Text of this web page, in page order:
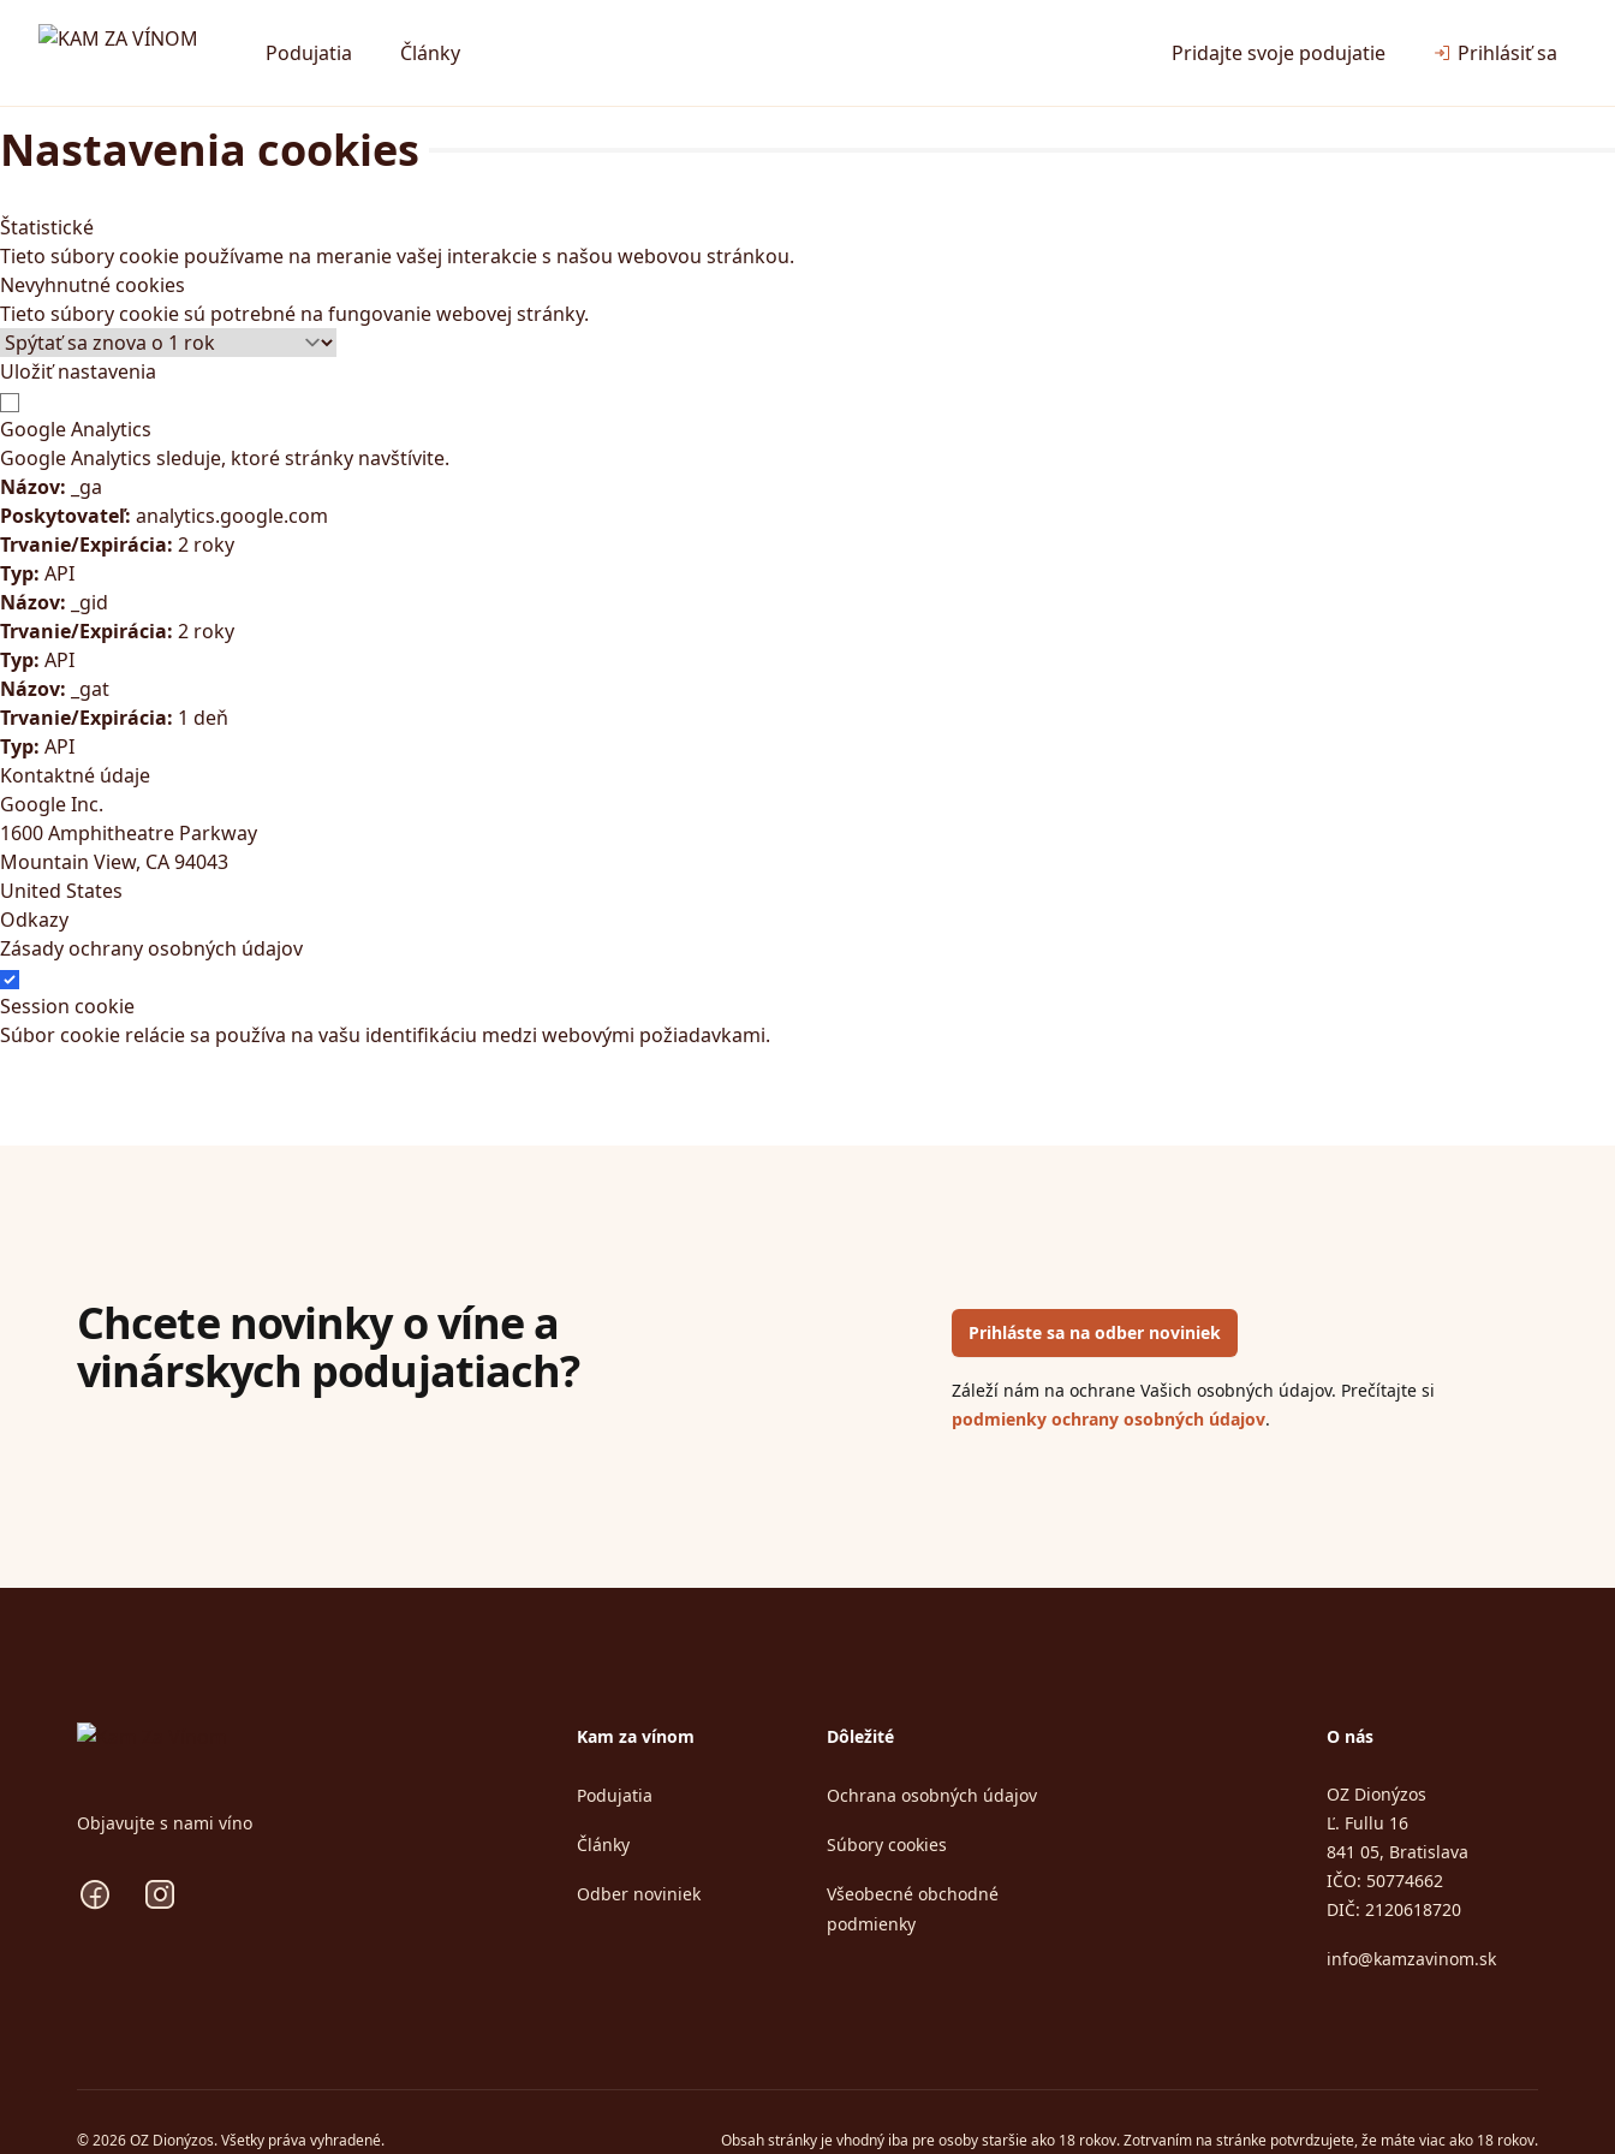
Podujatia Články Pridajte svoje podujatie Prihlásiť sa
Nastavenia cookies
Štatistické
Tieto súbory cookie používame na meranie vašej interakcie s našou webovou stránkou.
Nevyhnutné cookies
Tieto súbory cookie sú potrebné na fungovanie webovej stránky.
Uložiť nastavenia
Google Analytics
Google Analytics sleduje, ktoré stránky navštívite.
Názov: _ga
Poskytovateľ: analytics.google.com
Trvanie/Expirácia: 2 roky
Typ: API
Názov: _gid
Trvanie/Expirácia: 2 roky
Typ: API
Názov: _gat
Trvanie/Expirácia: 1 deň
Typ: API
Kontaktné údaje
Google Inc.
1600 Amphitheatre Parkway
Mountain View, CA 94043
United States
Odkazy
Zásady ochrany osobných údajov
Session cookie
Súbor cookie relácie sa používa na vašu identifikáciu medzi webovými požiadavkami.
Chcete novinky o víne a
vinárskych podujatiach?
Prihláste sa na odber noviniek
Záleží nám na ochrane Vašich osobných údajov. Prečítajte si
podmienky ochrany osobných údajov.
Objavujte s nami víno
FacebookInstagram
Kam za vínom
Podujatia
Články
Odber noviniek
Dôležité
Ochrana osobných údajov
Súbory cookies
Všeobecné obchodné
podmienky
O nás
OZ Dionýzos
Ľ. Fullu 16
841 05, Bratislava
IČO: 50774662
DIČ: 2120618720
info@kamzavinom.sk
© 2026 OZ Dionýzos. Všetky práva vyhradené. Obsah stránky je vhodný iba pre osoby staršie ako 18 rokov. Zotrvaním na stránke potvrdzujete, že máte viac ako 18 rokov.